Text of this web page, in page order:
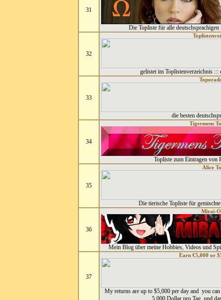
31
Die Topliste für alle
32
gelistet im Toplistenverzeichnis
33
die besten
34
Tigermens
Topliste zum Eintragen von
35
Alice
Die tierische Topliste für
36
Mirai-
Mein Blog über meine Hobbies, Videos und
37
Earn €5,000 or
My returns are up to $5,000 per day and you
5.000 Dollar pro Tag, und